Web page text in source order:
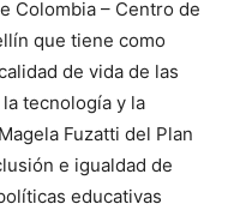
Colombia – Centro de
que tiene como
de vida de las
tecnología y la
Fuzatti del Plan
e igualdad de
educativas